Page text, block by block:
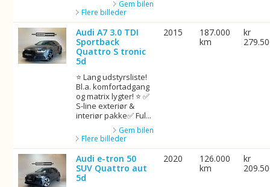
Gem bilen
Flere billeder
Audi A7 3.0 TDI
Sportback
Quattro S tronic
5d
⭐ Lang udstyrsliste!
Bl.a. komfortadgang
og matrix lygter! ⭐ ✅
S-line exteriør &
interiør pakke✅ Ful...
Gem bilen
Flere billeder
2015
187.000
km
kr
Audi e-tron 50
SUV Quattro aut
5d
2020
126.000
km
kr